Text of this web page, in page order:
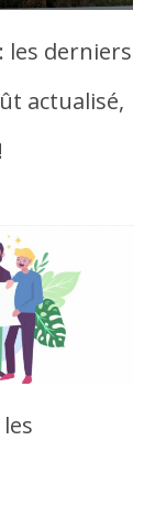
les derniers
actualisé,